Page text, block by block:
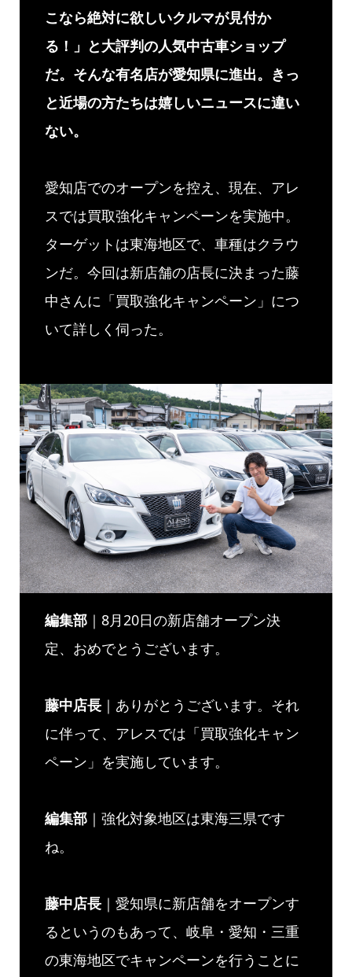
こなら絶対に欲しいクルマが見付か
る！」と大評判の人気中古車ショップ
だ。そんな有名店が愛知県に進出。きっ
と近場の方たちは嬉しいニュースに違い
ない。
愛知店でのオープンを控え、現在、アレ
スでは買取強化キャンペーンを実施中。
ターゲットは東海地区で、車種はクラウ
ンだ。今回は新店舗の店長に決まった藤
中さんに「買取強化キャンペーン」につ
いて詳しく伺った。
編集部｜8月20日の新店舗オープン決
定、おめでとうございます。
藤中店長｜ありがとうございます。それ
に伴って、アレスでは「買取強化キャン
ペーン」を実施しています。
編集部｜強化対象地区は東海三県です
ね。
藤中店長｜愛知県に新店舗をオープンす
るというのもあって、岐阜・愛知・三重
の東海地区でキャンペーンを行うことに